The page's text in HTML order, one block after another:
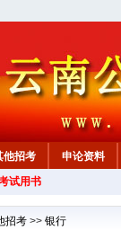
他招考
申论资料
试用书
招考 >> 银行